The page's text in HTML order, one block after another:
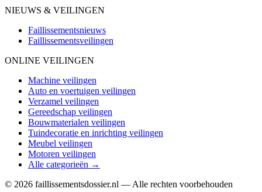
NIEUWS & VEILINGEN
Faillissementsnieuws
Faillissementsveilingen
ONLINE VEILINGEN
Machine veilingen
Auto en voertuigen veilingen
Verzamel veilingen
Gereedschap veilingen
Bouwmaterialen veilingen
Tuindecoratie en inrichting veilingen
Meubel veilingen
Motoren veilingen
Alle categorieën →
© 2026 faillissementsdossier.nl — Alle rechten voorbehouden